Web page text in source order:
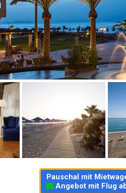
Pauschal mit
Angebot mit Flug